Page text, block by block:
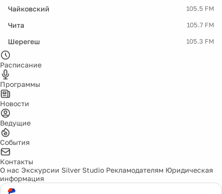
Чайковский 105.5 FM
Чита 105.7 FM
Шерегеш 105.3 FM
Расписание
Программы
Новости
Ведущие
События
Контакты
О нас Экскурсии Silver Studio Рекламодателям Юридическая
информация